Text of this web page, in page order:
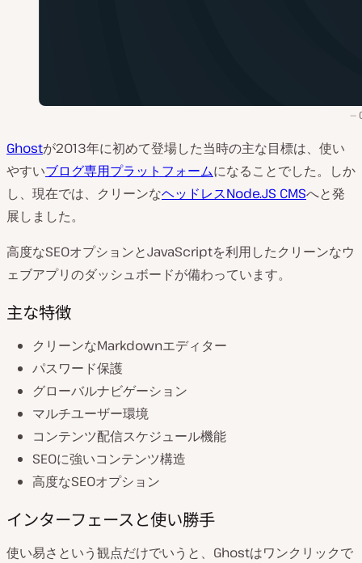
Ghostが2013年に初めて登場した当時の主な目標は、使い
やすいブログ専用プラットフォームになることでした。しか
し、現在では、クリーンなヘッドレスNode.JS CMSへと発
展しました。
高度なSEOオプションとJavaScriptを利用したクリーンなウ
ェブアプリのダッシュボードが備わっています。
主な特徴
クリーンなMarkdownエディター
パスワード保護
グローバルナビゲーション
マルチユーザー環境
コンテンツ配信スケジュール機能
SEOに強いコンテンツ構造
高度なSEOオプション
インターフェースと使い勝手
使い易さという観点だけでいうと、Ghostはワンクリックで